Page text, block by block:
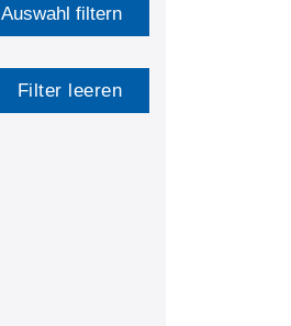
Auswahl filtern
Filter leeren